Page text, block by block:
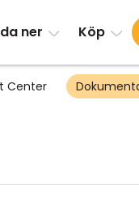
ner Köp
Center